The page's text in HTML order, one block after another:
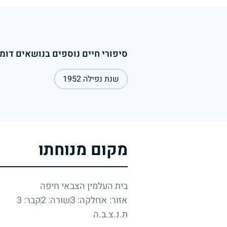
סיפורי חיים נוספים בנושאים
שנת נפילה 1952
מקום מנוחתו
בית העלמין הצבאי חיפה
אזור: אחלקה: 3 שורה: 2
קבר: 3
ת.נ.צ.ב.ה